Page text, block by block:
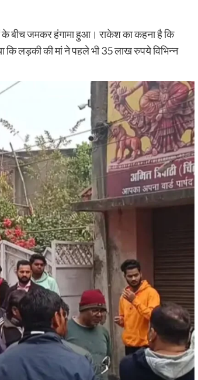
के बीच जमकर हंगामा हुआ। राकेश का कहना है कि
कि लड़की की मां ने पहले भी 35 लाख रुपये विभिन्न
पिचासा मोड़ पर तेज रफ्तार ट्रक ने स्कूटी सवार को
रौंदा, हाथ में गंभीर चोट; चालक हिरासत में, ट्रक जब्त
shankar August 6, 2026
लोगों ने घायल को अस्पताल पहुंचाया, पुलिस जांच में जुटी रहुई - भागन